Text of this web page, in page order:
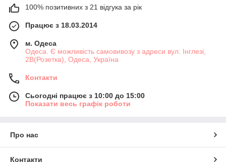
100% позитивних з 21 відгука за рік
Працює з 18.03.2014
м. Одеса
Одеса. Є можливість самовивозу з адреси вул. Інглезі,
2В(Розетка), Одеса, Україна
Контакти
Сьогодні працює з 10:00 до 15:00
Показати весь графік роботи
Про нас
Контакти